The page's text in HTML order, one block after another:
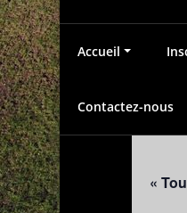
Accueil
Contactez-nous
«